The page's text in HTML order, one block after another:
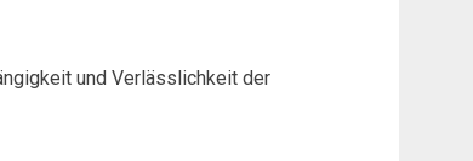
und Verlässlichkeit der